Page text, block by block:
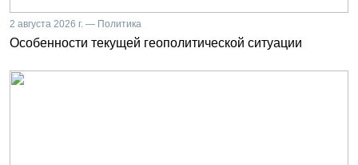
2 августа 2026 г. — Политика
Особенности текущей геополитической ситуации